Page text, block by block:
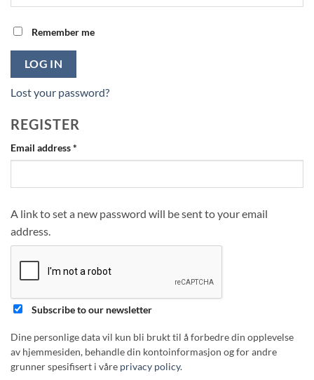
Remember me
LOG IN
Lost your password?
REGISTER
Email address*
A link to set a new password will be sent to your email
address.
Subscribe to our newsletter
Dine personlige data vil kun bli brukt til å forbedre din opplevelse
av hjemmesiden, behandle din kontoinformasjon og for andre
grunner spesifisert i våre privacy policy.